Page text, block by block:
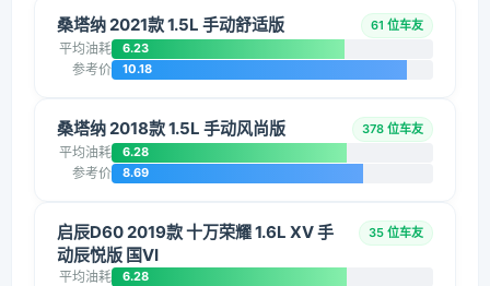
桑塔纳 2021款 1.5L 手动舒适版 61 位车友
平均油耗 6.23
参考价 10.18
桑塔纳 2018款 1.5L 手动风尚版 378 位车友
平均油耗 6.28
参考价 8.69
启辰D60 2019款 十万荣耀 1.6L XV 手
动辰悦版 国VI
35 位车友
平均油耗 6.28